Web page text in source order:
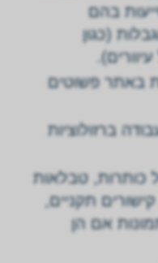
בהם
(כגון
באתר פשוטים
ברזולוציות
כותרות, טבלאות
תקניים,
אם הן